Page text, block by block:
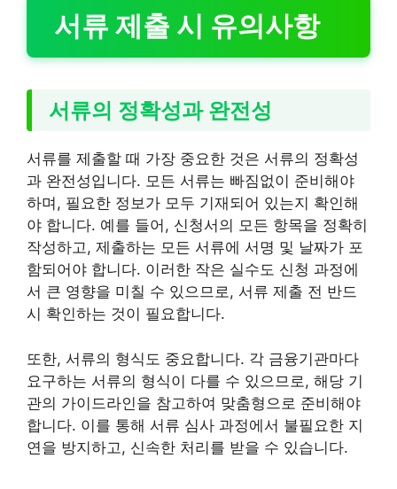
서류 제출 시 유의사항
서류의 정확성과 완전성
서류를 제출할 때 가장 중요한 것은 서류의 정확성
과 완전성입니다. 모든 서류는 빠짐없이 준비해야
하며, 필요한 정보가 모두 기재되어 있는지 확인해
야 합니다. 예를 들어, 신청서의 모든 항목을 정확히
작성하고, 제출하는 모든 서류에 서명 및 날짜가 포
함되어야 합니다. 이러한 작은 실수도 신청 과정에
서 큰 영향을 미칠 수 있으므로, 서류 제출 전 반드
시 확인하는 것이 필요합니다.
또한, 서류의 형식도 중요합니다. 각 금융기관마다
요구하는 서류의 형식이 다를 수 있으므로, 해당 기
관의 가이드라인을 참고하여 맞춤형으로 준비해야
합니다. 이를 통해 서류 심사 과정에서 불필요한 지
연을 방지하고, 신속한 처리를 받을 수 있습니다.